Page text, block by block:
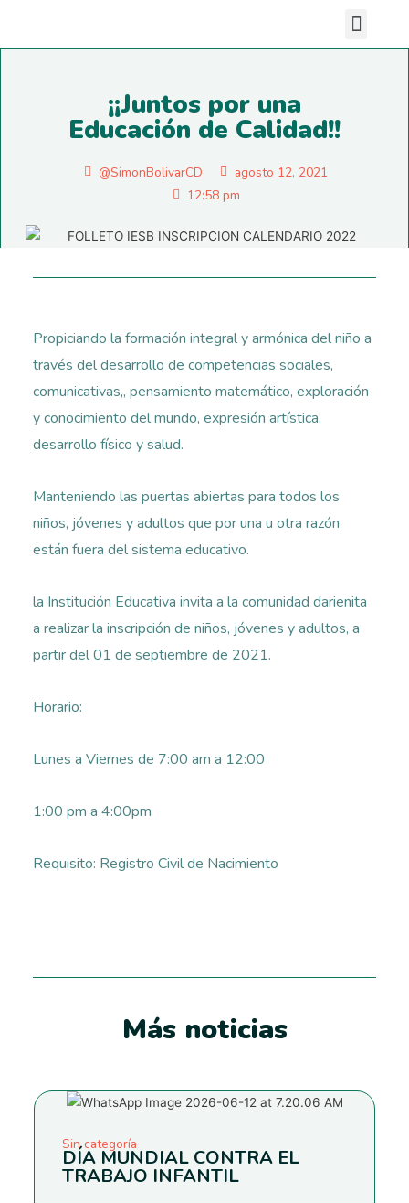
¡¡Juntos por una
Educación de Calidad!!
@SimonBolivarCD
agosto 12, 2021
12:58 pm
Propiciando la formación integral y armónica del niño a
través del desarrollo de competencias sociales,
comunicativas,, pensamiento matemático, exploración
y conocimiento del mundo, expresión artística,
desarrollo físico y salud.
Manteniendo las puertas abiertas para todos los
niños, jóvenes y adultos que por una u otra razón
están fuera del sistema educativo.
la Institución Educativa invita a la comunidad darienita
a realizar la inscripción de niños, jóvenes y adultos, a
partir del 01 de septiembre de 2021.
Horario:
Lunes a Viernes de 7:00 am a 12:00
1:00 pm a 4:00pm
Requisito: Registro Civil de Nacimiento
Más noticias
Sin categoría
DÍA MUNDIAL CONTRA EL
TRABAJO INFANTIL